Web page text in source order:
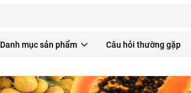
Danh mục sản phẩm Câu hỏi thường gặp